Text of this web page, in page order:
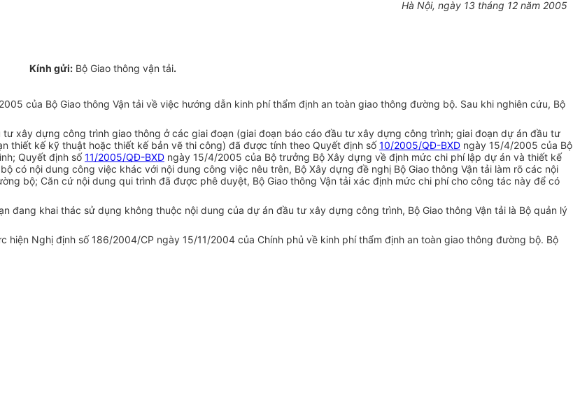
Hà Nội, ngày 13 tháng 12 năm 2005
Kính gửi: Bộ Giao thông vận tải.
của Bộ Giao thông Vận tải về việc hướng dẫn kinh phí thẩm định an toàn giao thông đường bộ. Sau khi nghiên cứu, Bộ
xây dựng công trình giao thông ở các giai đoạn (giai đoạn báo cáo đầu tư xây dựng công trình; giai đoạn dự án đầu tư
thiết kế kỹ thuật hoặc thiết kế bản vẽ thi công) đã được tính theo Quyết định số10/2005/QĐ-BXD ngày 15/4/2005 của Bộ
Quyết định số11/2005/QĐ-BXD ngày 15/4/2005 của Bộ trưởng Bộ Xây dựng về định mức chi phí lập dự án và thiết kế
có nội dung công việc khác với nội dung công việc nêu trên, Bộ Xây dựng đề nghị Bộ Giao thông Vận tải làm rõ các nội
bộ; Căn cứ nội dung qui trình đã được phê duyệt, Bộ Giao thông Vận tải xác định mức chi phí cho công tác này để có
đang khai thác sử dụng không thuộc nội dung của dự án đầu tư xây dựng công trình, Bộ Giao thông Vận tải là Bộ quản lý
Nghị định số 186/2004/CP ngày 15/11/2004 của Chính phủ về kinh phí thẩm định an toàn giao thông đường bộ. Bộ